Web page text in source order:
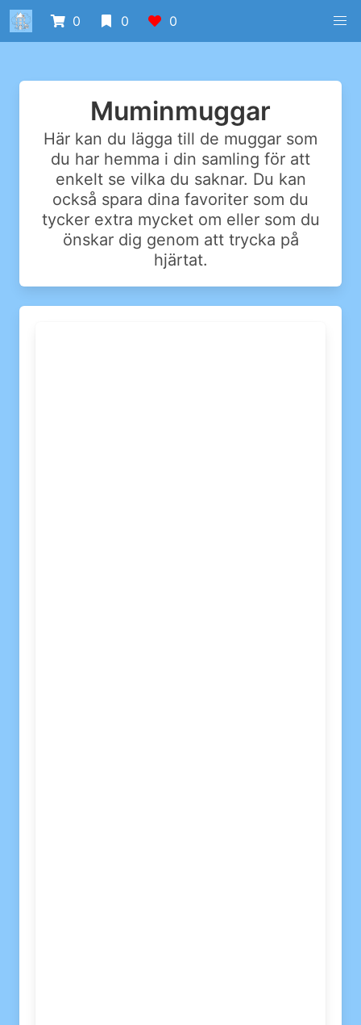
0 0 0
Muminmuggar
Här kan du lägga till de muggar som
du har hemma i din samling för att
enkelt se vilka du saknar. Du kan
också spara dina favoriter som du
tycker extra mycket om eller som du
önskar dig genom att trycka på
hjärtat.